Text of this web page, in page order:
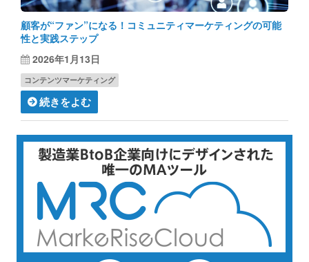
顧客が“ファン”になる！コミュニティマーケティングの可能
性と実践ステップ
2026年1月13日
コンテンツマーケティング
続きをよむ